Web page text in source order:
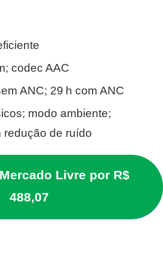
codec AAC
ANC; 29 h com ANC
modo ambiente;
redução de ruído
Livre por R$
488,07